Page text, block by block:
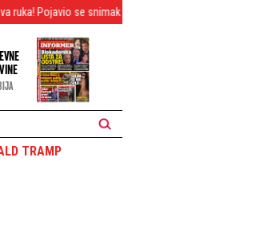
snimak Maje i Asmina nakon haosa (VIDEO)
TRAMP